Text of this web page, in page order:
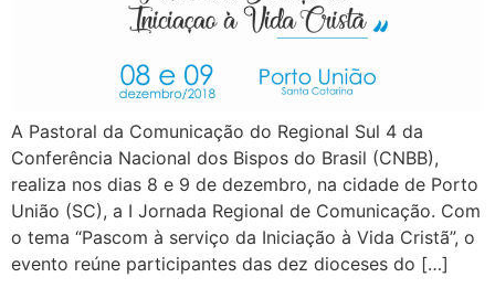
A Pastoral da Comunicação do Regional Sul 4 da
Conferência Nacional dos Bispos do Brasil (CNBB),
realiza nos dias 8 e 9 de dezembro, na cidade de Porto
União (SC), a I Jornada Regional de Comunicação. Com
o tema “Pascom à serviço da Iniciação à Vida Cristã”, o
evento reúne participantes das dez dioceses do […]